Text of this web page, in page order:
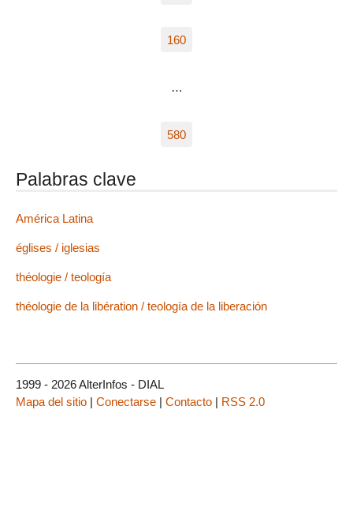
160
…
580
Palabras clave
América Latina
églises / iglesias
théologie / teología
théologie de la libération / teología de la liberación
1999 - 2026 AlterInfos - DIAL
Mapa del sitio | Conectarse | Contacto | RSS 2.0